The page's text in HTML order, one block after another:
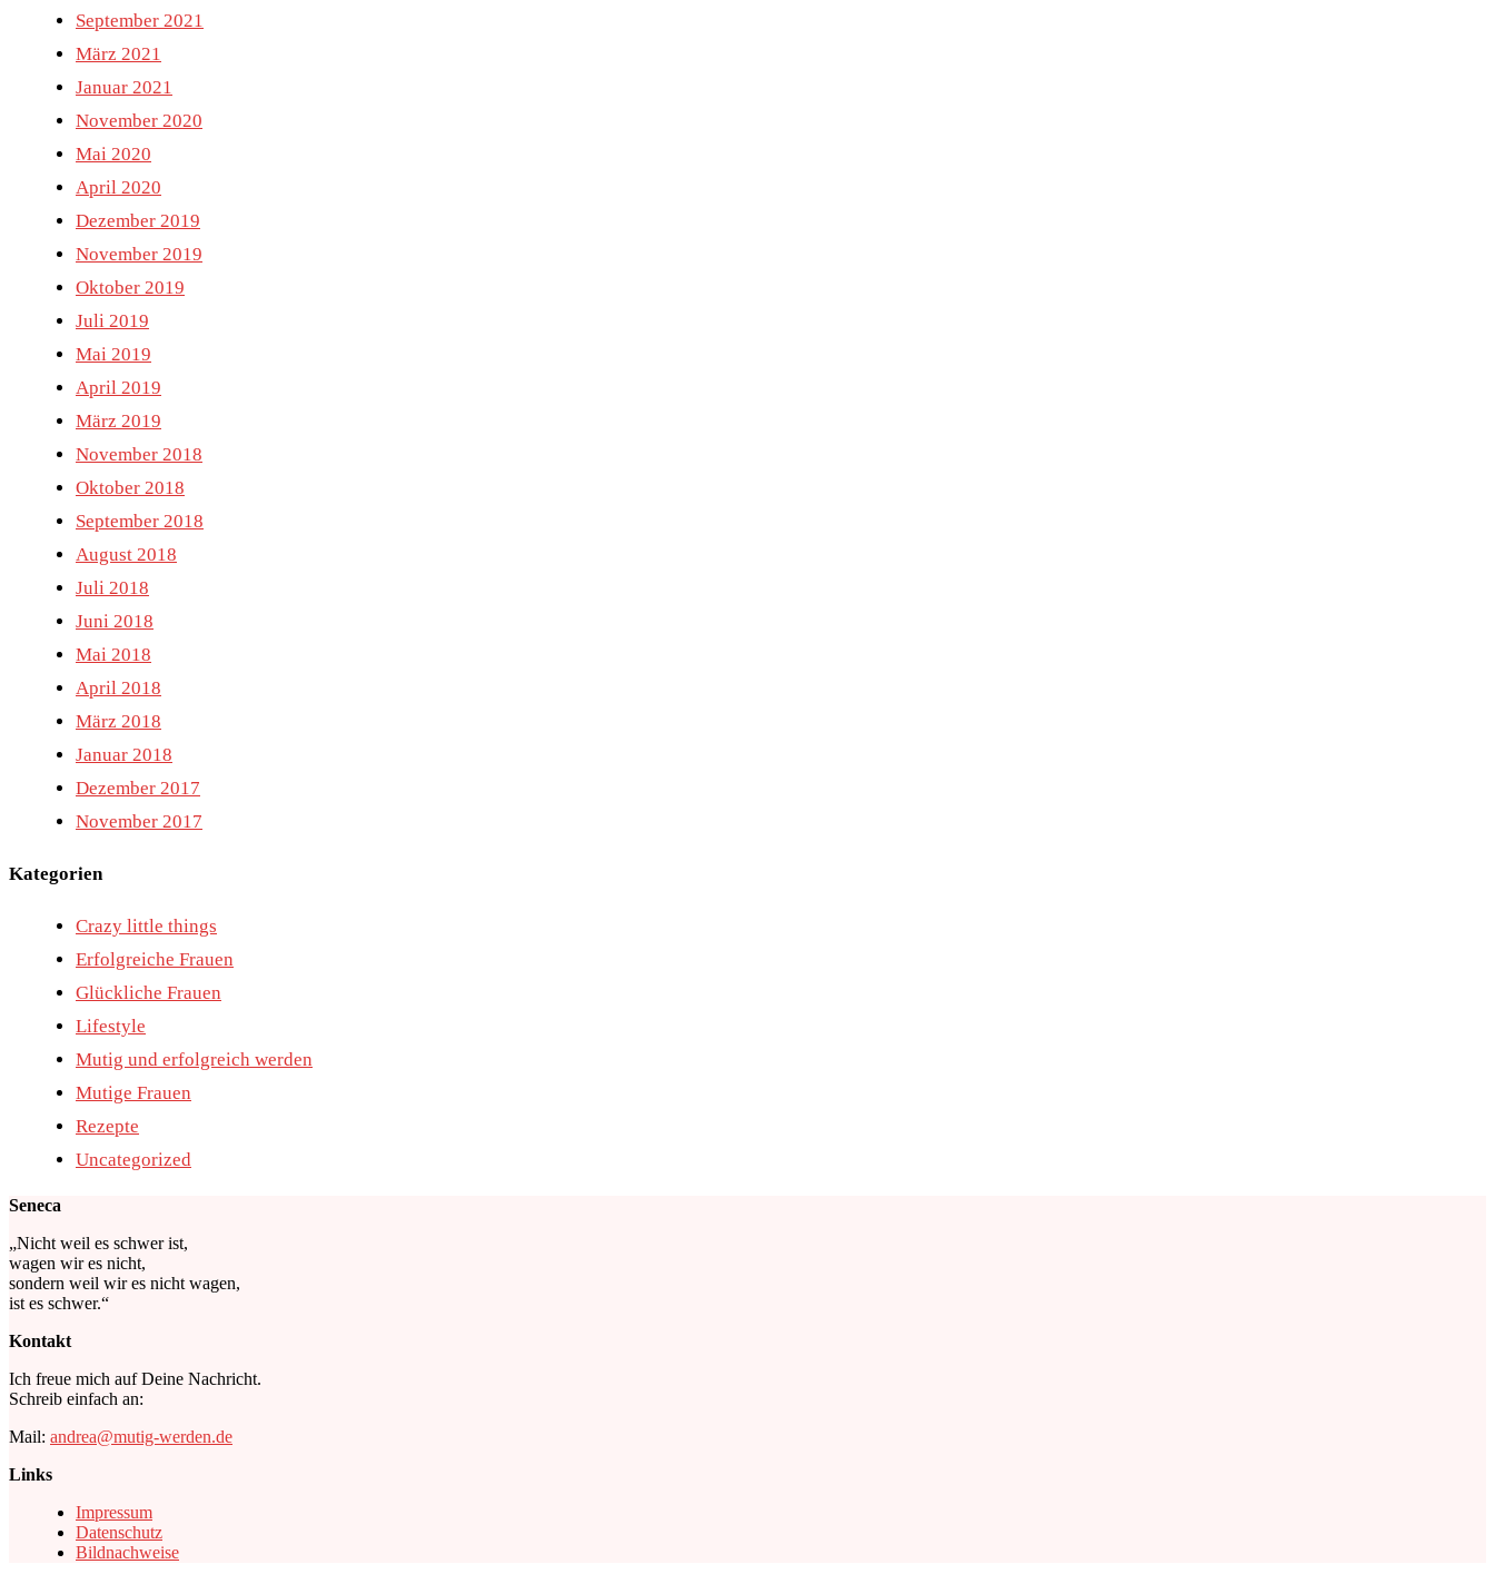
September 2021
März 2021
Januar 2021
November 2020
Mai 2020
April 2020
Dezember 2019
November 2019
Oktober 2019
Juli 2019
Mai 2019
April 2019
März 2019
November 2018
Oktober 2018
September 2018
August 2018
Juli 2018
Juni 2018
Mai 2018
April 2018
März 2018
Januar 2018
Dezember 2017
November 2017
Kategorien
Crazy little things
Erfolgreiche Frauen
Glückliche Frauen
Lifestyle
Mutig und erfolgreich werden
Mutige Frauen
Rezepte
Uncategorized
Seneca
„Nicht weil es schwer ist,
wagen wir es nicht,
sondern weil wir es nicht wagen,
ist es schwer.“
Kontakt
Ich freue mich auf Deine Nachricht.
Schreib einfach an:
Mail: andrea@mutig-werden.de
Links
Impressum
Datenschutz
Bildnachweise